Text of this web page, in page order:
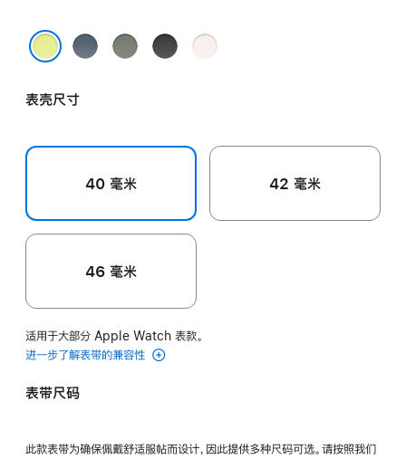
铁
蓝
灰
黑
淡
表壳尺寸
40 毫米 42 毫米
46 毫米
适用于大部分 Apple Watch 表款。
进一步了解表带的兼容性
表带尺码
此款表带为确保佩戴舒适服帖而设计，因此提供多种尺码可选。请按照我们